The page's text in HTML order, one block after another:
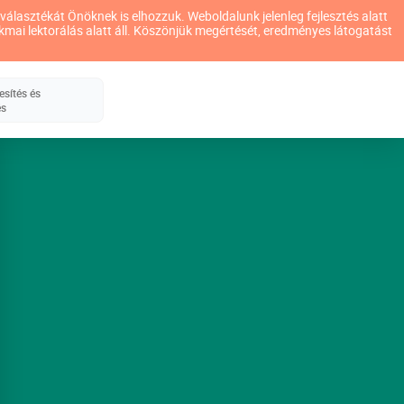
Önöknek is elhozzuk. Weboldalunk jelenleg fejlesztés alatt
lektorálás alatt áll. Köszönjük megértését, eredményes látogatást
és